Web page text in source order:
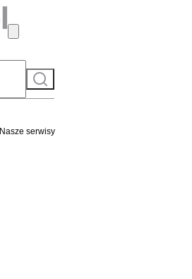
Szukaj
Nasze serwisy